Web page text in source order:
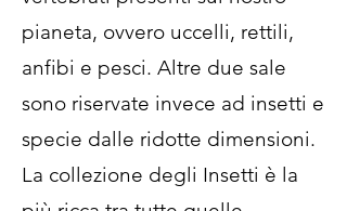
pianeta, ovvero uccelli, rettili,
anfibi e pesci. Altre due sale
sono riservate invece ad insetti e
specie dalle ridotte dimensioni.
La collezione degli Insetti è la